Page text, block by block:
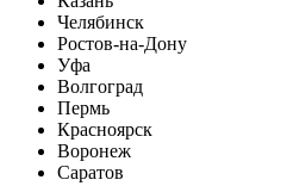
Челябинск
Ростов-на-Дону
Уфа
Волгоград
Пермь
Красноярск
Воронеж
Саратов